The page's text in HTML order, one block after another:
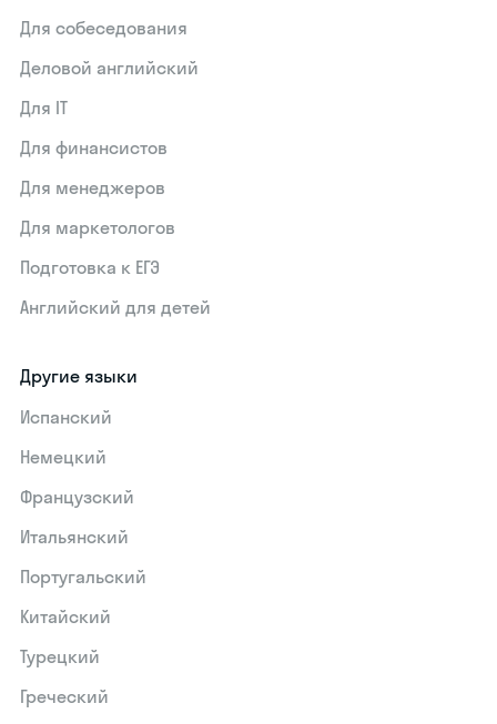
Для собеседования
Деловой английский
Для IT
Для финансистов
Для менеджеров
Для маркетологов
Подготовка к ЕГЭ
Английский для детей
Другие языки
Испанский
Немецкий
Французский
Итальянский
Португальский
Китайский
Турецкий
Греческий